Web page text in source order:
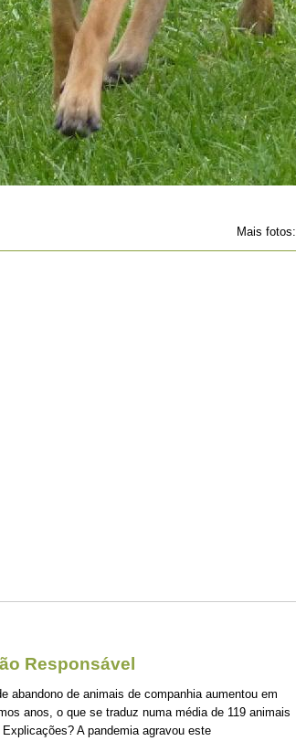
Mais fotos:
Responsável
abandono de animais de companhia aumentou em
anos, o que se traduz numa média de 119 animais
A pandemia agravou este